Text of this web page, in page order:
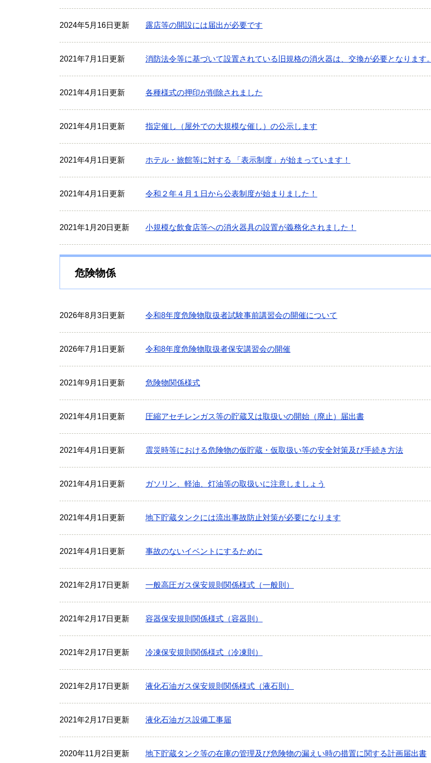
2024年5月16日更新 露店等の開設には届出が必要です
2021年7月1日更新 消防法令等に基づいて設置されている旧規格の消火器は、交換が必要となります。
2021年4月1日更新 各種様式の押印が削除されました
2021年4月1日更新 指定催し（屋外での大規模な催し）の公示します
2021年4月1日更新 ホテル・旅館等に対する 「表示制度」が始まっています！
2021年4月1日更新 令和２年４月１日から公表制度が始まりました！
2021年1月20日更新 小規模な飲食店等への消火器具の設置が義務化されました！
危険物係
2026年8月3日更新 令和8年度危険物取扱者試験事前講習会の開催について
2026年7月1日更新 令和8年度危険物取扱者保安講習会の開催
2021年9月1日更新 危険物関係様式
2021年4月1日更新 圧縮アセチレンガス等の貯蔵又は取扱いの開始（廃止）届出書
2021年4月1日更新 震災時等における危険物の仮貯蔵・仮取扱い等の安全対策及び手続き方法
2021年4月1日更新 ガソリン、軽油、灯油等の取扱いに注意しましょう
2021年4月1日更新 地下貯蔵タンクには流出事故防止対策が必要になります
2021年4月1日更新 事故のないイベントにするために
2021年2月17日更新 一般高圧ガス保安規則関係様式（一般則）
2021年2月17日更新 容器保安規則関係様式（容器則）
2021年2月17日更新 冷凍保安規則関係様式（冷凍則）
2021年2月17日更新 液化石油ガス保安規則関係様式（液石則）
2021年2月17日更新 液化石油ガス設備工事届
2020年11月2日更新 地下貯蔵タンク等の在庫の管理及び危険物の漏えい時の措置に関する計画届出書